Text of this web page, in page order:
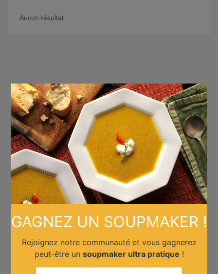
Aucun résultat
GAGNEZ UN SOUPMAKER !
Rejoignez notre communauté et vous gagnerez
peut-être un soupmaker ultra pratique !
×